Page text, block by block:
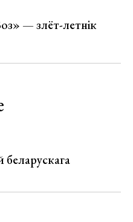
— злёт-летнік
беларускага